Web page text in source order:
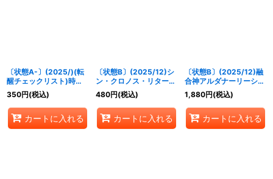
〔状態A-〕(2025/)(転
醒チェックリスト)時の
番犬クロノ・ベロス/時
の狭間【-】{BSC47-
RV010}《青》
350円(税込)
カートに入れる
〔状態B〕(2025/12)シ
ン・クロノス・リターナ
ル【X】{BSC47-X04}
《青》
480円(税込)
カートに入れる
〔状態B〕(2025/12)融
合神アルダナーリーシュ
ヴァラ【X】{BSC47-
X03}《黄》
1,880円(税込)
カートに入れる